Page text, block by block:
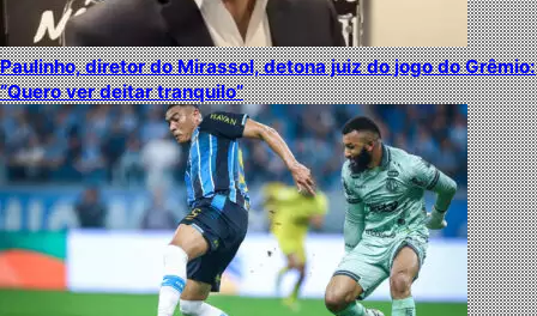
Paulinho, diretor do Mirassol, detona juiz do jogo do Grêmio:
“Quero ver deitar tranquilo”